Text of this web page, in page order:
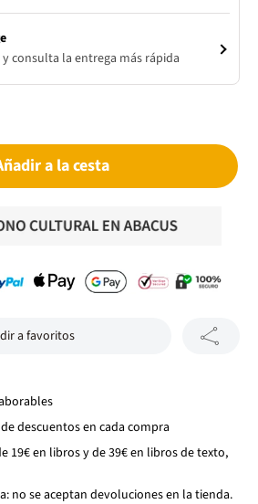
consulta la entrega más rápida
a la cesta
a favoritos
descuentos en cada compra
19€ en libros y de 39€ en libros de texto,
no se aceptan devoluciones en la tienda.